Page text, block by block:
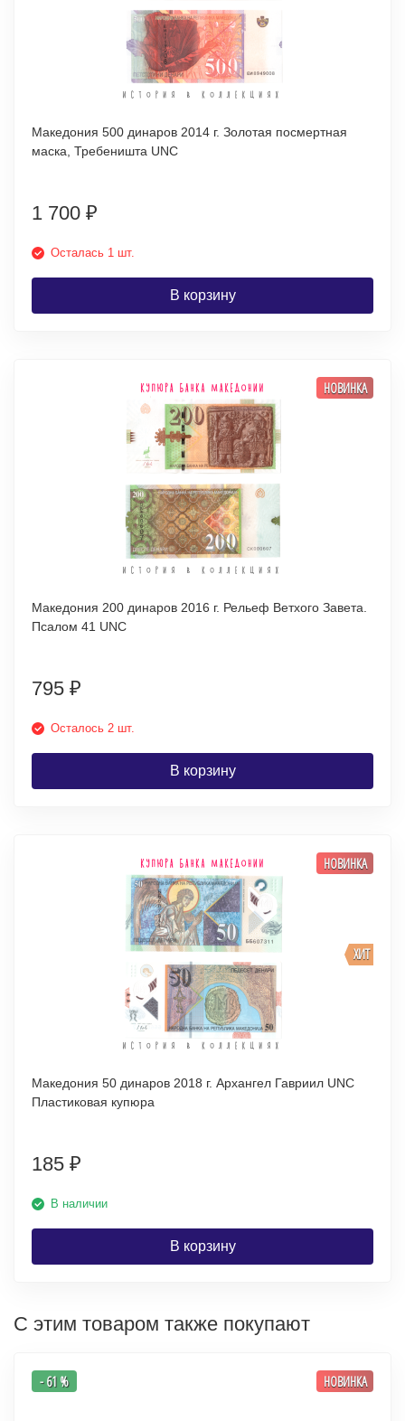
Македония 500 динаров 2014 г. Золотая посмертная
маска, Требеништа UNC
1 700 ₽
Осталась 1 шт.
В корзину
НОВИНКА
Македония 200 динаров 2016 г. Рельеф Ветхого Завета.
Псалом 41 UNC
795 ₽
Осталось 2 шт.
В корзину
ХИТ
НОВИНКА
Македония 50 динаров 2018 г. Архангел Гавриил UNC
Пластиковая купюра
185 ₽
В наличии
В корзину
С этим товаром также покупают
- 61 % НОВИНКА